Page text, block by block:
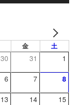
金 土
30 31 1
6 7 8
13 14 15